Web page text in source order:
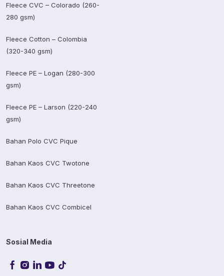
Fleece CVC – Colorado (260-
280 gsm)
Fleece Cotton – Colombia
(320-340 gsm)
Fleece PE – Logan (280-300
gsm)
Fleece PE – Larson (220-240
gsm)
Bahan Polo CVC Pique
Bahan Kaos CVC Twotone
Bahan Kaos CVC Threetone
Bahan Kaos CVC Combicel
Sosial Media